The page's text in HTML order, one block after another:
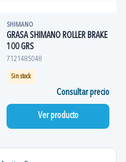
SHIMANO
GRASA SHIMANO ROLLER BRAKE
100 GRS
7121485048
Sin stock
Consultar precio
Ver producto